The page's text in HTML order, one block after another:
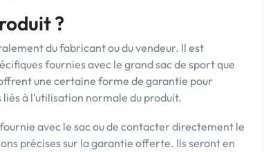
?
du fabricant ou du vendeur. Il est
fournies avec le grand sac de sport que
une certaine forme de garantie pour
à l’utilisation normale du produit.
avec le sac ou de contacter directement le
précises sur la garantie offerte. Ils seront en